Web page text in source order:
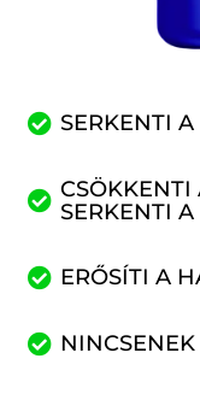
SERKENTI
CSÖKKENTI
SERKENTI
ERŐSÍTI A